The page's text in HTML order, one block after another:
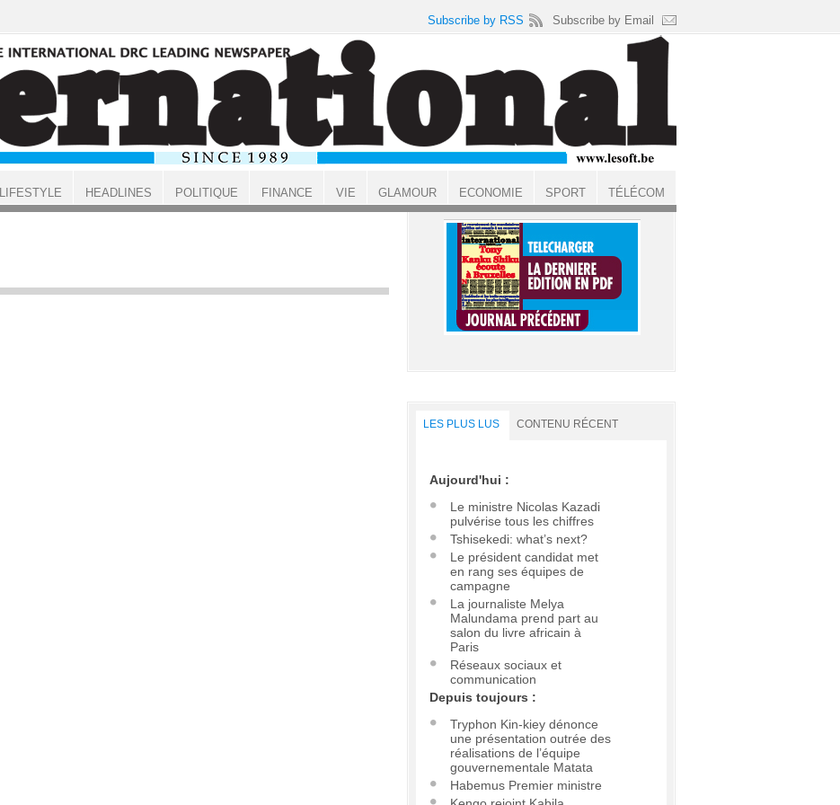
LES PLUS LUS CONTENU RÉCENT
Aujourd'hui :
Le ministre Nicolas Kazadi
pulvérise tous les chiffres
Tshisekedi: what’s next?
Le président candidat met
en rang ses équipes de
campagne
La journaliste Melya
Malundama prend part au
salon du livre africain à
Paris
Réseaux sociaux et
communication
Depuis toujours :
Tryphon Kin-kiey dénonce
une présentation outrée des
réalisations de l’équipe
gouvernementale Matata
Habemus Premier ministre
Subscribe by RSS Subscribe by Email
LIFESTYLE HEADLINES POLITIQUE FINANCE VIE GLAMOUR ECONOMIE SPORT TÉLÉCOM